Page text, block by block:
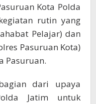
Kota Polda
rutin yang
Pelajar) dan
Pasuruan Kota)
Pasuruan.
dari upaya
Jatim untuk